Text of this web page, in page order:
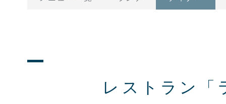
レストラン「